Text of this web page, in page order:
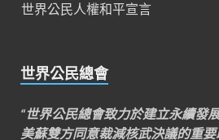
世界公民人權和平宣言
世界公民總會
“世界公民總會致力於建立永續發
美蘇雙方同意裁減核武決議的重